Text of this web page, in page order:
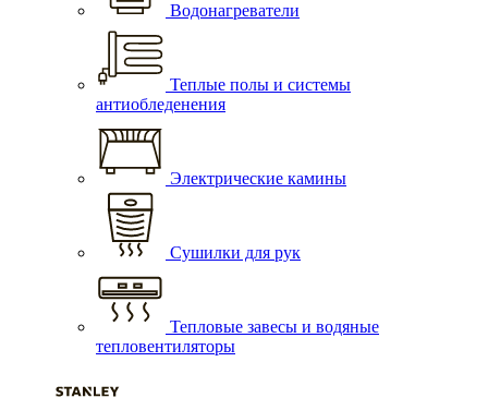
Водонагреватели
Теплые полы и системы
антиобледенения
Электрические камины
Сушилки для рук
Тепловые завесы и водяные
тепловентиляторы